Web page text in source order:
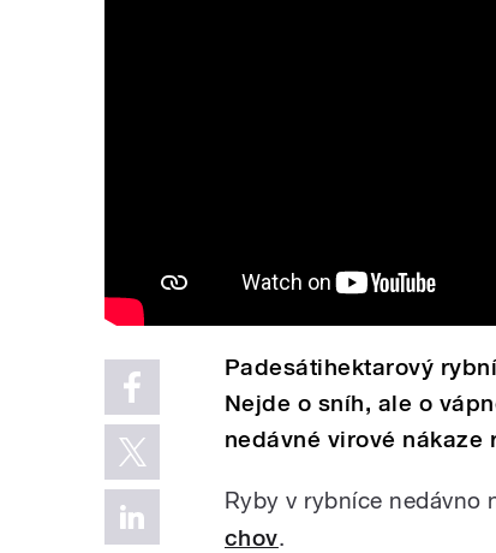
Padesátihektarový
Nejde o sníh, ale o
nedávné virové
Ryby v rybníce nedávno
chov.